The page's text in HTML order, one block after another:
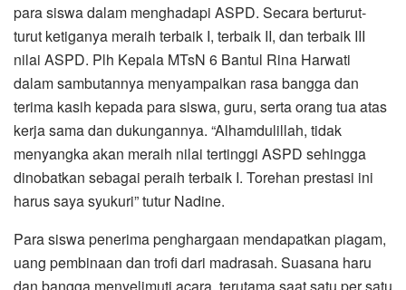
para siswa dalam menghadapi ASPD. Secara berturut-
turut ketiganya meraih terbaik I, terbaik II, dan terbaik III
nilai ASPD. Plh Kepala MTsN 6 Bantul Rina Harwati
dalam sambutannya menyampaikan rasa bangga dan
terima kasih kepada para siswa, guru, serta orang tua atas
kerja sama dan dukungannya. “Alhamdulillah, tidak
menyangka akan meraih nilai tertinggi ASPD sehingga
dinobatkan sebagai peraih terbaik I. Torehan prestasi ini
harus saya syukuri” tutur Nadine.
Para siswa penerima penghargaan mendapatkan piagam,
uang pembinaan dan trofi dari madrasah. Suasana haru
dan bangga menyelimuti acara, terutama saat satu per satu